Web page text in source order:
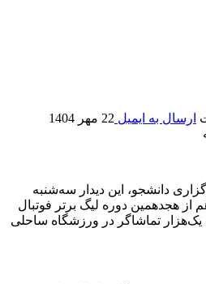
ارسال به ایمیل 22 مهر 1404
دانشجو، این دیدار سه‌شنبه
هجدهمین دوره لیگ برتر فوتبال
تماشاگر در ورزشگاه ساحلی